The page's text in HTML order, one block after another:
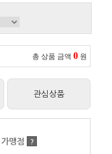
총 상품 금액 0 원
관심상품
맹점 ?